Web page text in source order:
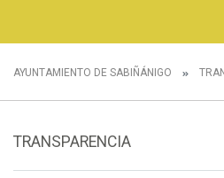
AYUNTAMIENTO DE SABIÑÁNIGO
TRANSPARENCIA